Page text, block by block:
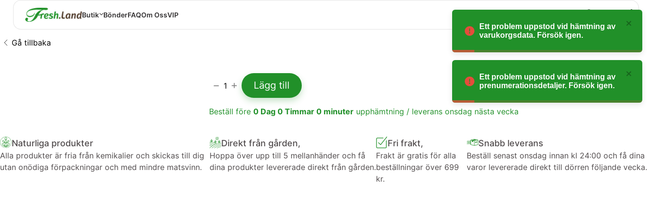
Butik BönderFAQOm OssVIP 0
Gå tillbaka
1 Lägg till
Beställ före 0 Dag 0 Timmar 0 minuter upphämtning / leverans onsdag nästa vecka
Naturliga produkter
Alla produkter är fria från kemikalier och skickas till dig
utan onödiga förpackningar och med mindre matsvinn.
Direkt från gården,
Hoppa över upp till 5 mellanhänder och få
dina produkter levererade direkt från gården.
Fri frakt,
Frakt är gratis för alla
beställningar över 699
kr.
Snabb leverans
Beställ senast onsdag innan kl 24:00 och få dina
varor levererade direkt till dörren följande vecka.
Ett problem uppstod vid hämtning av
varukorgsdata. Försök igen.
Ett problem uppstod vid hämtning av
prenumerationsdetaljer. Försök igen.